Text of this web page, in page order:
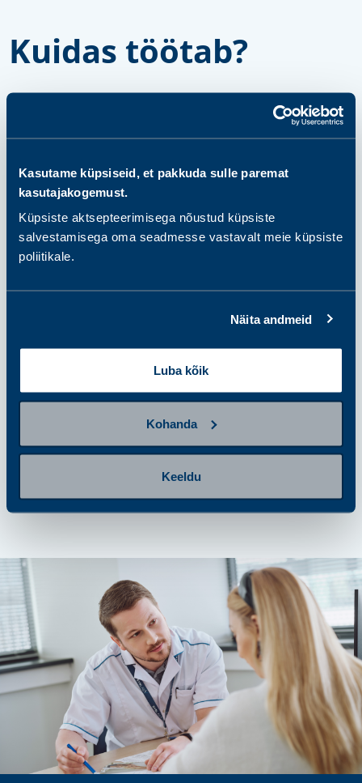
Kasutame küpsiseid, et pakkuda sulle paremat
kasutajakogemust.
Küpsiste aktsepteerimisega nõustud küpsiste
salvestamisega oma seadmesse vastavalt meie küpsiste
poliitikale.
Näita andmeid
Luba kõik
Kohanda
Keeldu
Kuidas töötab?
samm 1
üksikanalüüsid
Tulemuste saamine ja järgmised